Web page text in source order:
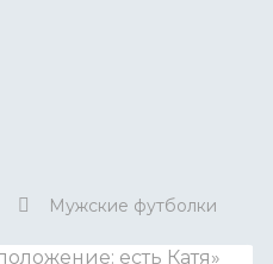
Мужские футболки